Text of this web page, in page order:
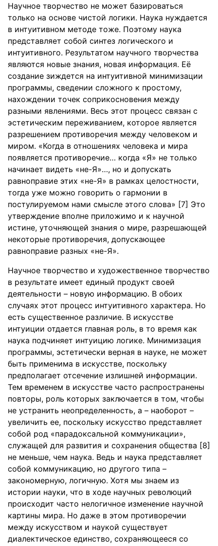
Научное творчество не может базироваться
только на основе чистой логики. Наука нуждается
в интуитивном методе тоже. Поэтому наука
представляет собой синтез логического и
интуитивного. Результатом научного творчества
являются новые знания, новая информация. Её
создание зиждется на интуитивной минимизации
программы, сведении сложного к простому,
нахождении точек соприкосновения между
разными явлениями. Весь этот процесс связан с
эстетическим переживанием, которое является
разрешением противоречия между человеком и
миром. «Когда в отношениях человека и мира
появляется противоречие… когда «Я» не только
начинает видеть «не-Я»…, но и допускать
равноправие этих «не-Я» в рамках целостности,
тогда уже можно говорить о гармонии в
постулируемом нами смысле этого слова» [7] Это
утверждение вполне приложимо и к научной
истине, уточняющей знания о мире, разрешающей
некоторые противоречия, допускающее
равноправие разных «не-Я».
Научное творчество и художественное творчество
в результате имеет единый продукт своей
деятельности – новую информацию. В обоих
случаях этот процесс интуитивного характера. Но
есть существенное различие. В искусстве
интуиции отдается главная роль, в то время как
наука подчиняет интуицию логике. Минимизация
программы, эстетически верная в науке, не может
быть применима в искусстве, поскольку
предполагает отсечение излишней информации.
Тем временем в искусстве часто распространены
повторы, роль которых заключается в том, чтобы
не устранить неопределенность, а – наоборот –
увеличить ее, поскольку искусство представляет
собой род «парадоксальной коммуникации»,
служащей для развития и сохранения общества [8]
не меньше, чем наука. Ведь и наука представляет
собой коммуникацию, но другого типа –
закономерную, логичную. Хотя мы знаем из
истории науки, что в ходе научных революций
происходит часто нелогичное изменение научной
картины мира. Но даже в этом противоречии
между искусством и наукой существует
диалектическое единство, сохраняющееся со